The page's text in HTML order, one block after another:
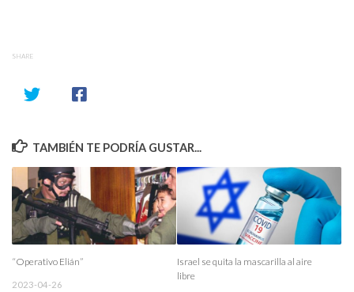
SHARE
TAMBIÉN TE PODRÍA GUSTAR...
“Operativo Elián”
2023-04-26
Israel se quita la mascarilla al aire
libre